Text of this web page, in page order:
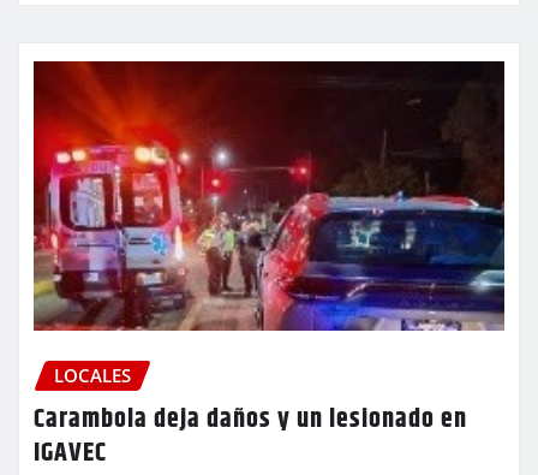
LOCALES
Carambola deja daños y un lesionado en
IGAVEC